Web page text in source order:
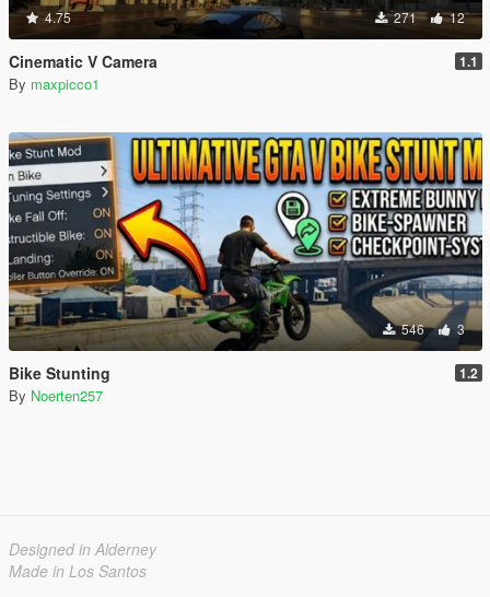
4.75 271 12
Cinematic V Camera 1.1
By maxpicco1
546 3
Bike Stunting 1.2
By Noerten257
Designed in Alderney
Made in Los Santos